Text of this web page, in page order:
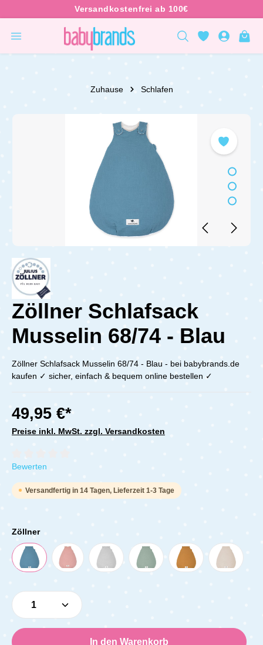
Zuhause Schlafen
Zöllner Schlafsack
Musselin 68/74 - Blau
Zöllner Schlafsack Musselin 68/74 - Blau - bei babybrands.de
kaufen ✓ sicher, einfach & bequem online bestellen ✓
49,95 €*
Preise inkl. MwSt. zzgl. Versandkosten
Durchschnittliche Bewertung von 0 von 5 Sternen
Bewerten
Versandfertig in 14 Tagen, Lieferzeit 1-3 Tage
Zöllner
Produkt Anzahl: Gib den gewünschten
In den Warenkorb